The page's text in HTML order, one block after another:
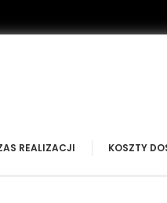
REALIZACJI KOSZTY